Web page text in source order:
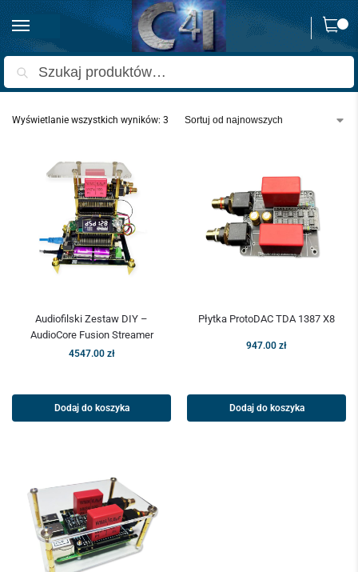
0
Strona główna Produkty oznaczone “ProtoDAC”
Wyświetlanie wszystkich wyników: 3
Audiofilski Zestaw DIY –
AudioCore Fusion Streamer
4547.00 zł
Dodaj do koszyka
Płytka ProtoDAC TDA 1387 X8
947.00 zł
Dodaj do koszyka